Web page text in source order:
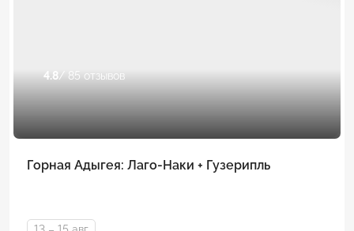
4.8/ 85 отзывов
Горная Адыгея: Лаго-Наки + Гузерипль